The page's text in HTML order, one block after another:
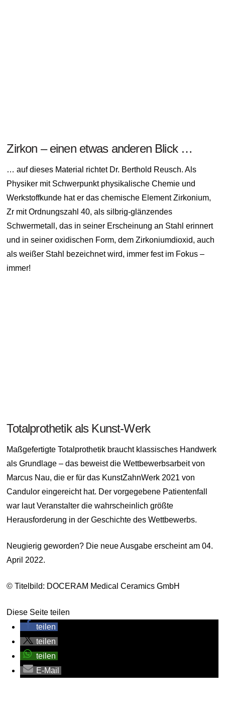
Zirkon – einen etwas anderen Blick …
… auf dieses Material richtet Dr. Berthold Reusch. Als
Physiker mit Schwerpunkt physikalische Chemie und
Werkstoffkunde hat er das chemische Element Zirkonium,
Zr mit Ordnungszahl 40, als silbrig-glänzendes
Schwermetall, das in seiner Erscheinung an Stahl erinnert
und in seiner oxidischen Form, dem Zirkoniumdioxid, auch
als weißer Stahl bezeichnet wird, immer fest im Fokus –
immer!
Totalprothetik als Kunst-Werk
Maßgefertigte Totalprothetik braucht klassisches Handwerk
als Grundlage – das beweist die Wettbewerbsarbeit von
Marcus Nau, die er für das KunstZahnWerk 2021 von
Candulor eingereicht hat. Der vorgegebene Patientenfall
war laut Veranstalter die wahrscheinlich größte
Herausforderung in der Geschichte des Wettbewerbs.
Neugierig geworden? Die neue Ausgabe erscheint am 04.
April 2022.
© Titelbild: DOCERAM Medical Ceramics GmbH
Diese Seite teilen
teilen
teilen
teilen
E-Mail